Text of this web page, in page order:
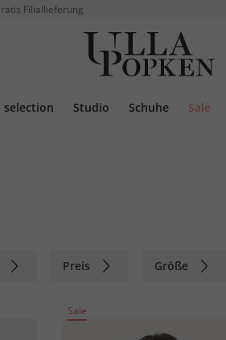
Filiallieferung
selection Studio Schuhe Sale
Preis Größe
Sale